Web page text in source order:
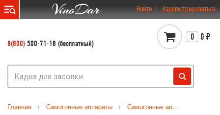
Войти Зарегистрироваться
8(800) 500-71-18 (бесплатный)
0 0 ₽
Главная Самогонные аппараты Самогонные аппараты